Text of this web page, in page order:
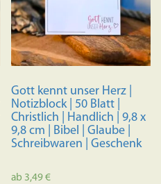
Gott kennt unser Herz |
Notizblock | 50 Blatt |
Christlich | Handlich | 9,8 x
9,8 cm | Bibel | Glaube |
Schreibwaren | Geschenk
ab 3,49€